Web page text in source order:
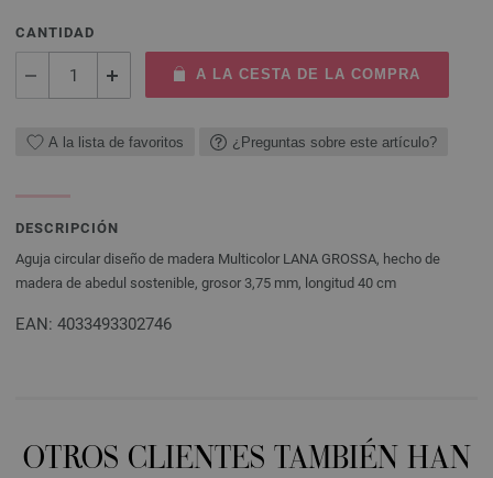
CANTIDAD
A LA CESTA DE LA COMPRA
A la lista de favoritos ¿Preguntas sobre este artículo?
DESCRIPCIÓN
Aguja circular diseño de madera Multicolor LANA GROSSA, hecho de
madera de abedul sostenible, grosor 3,75 mm, longitud 40 cm
EAN: 4033493302746
OTROS CLIENTES TAMBIÉN HAN